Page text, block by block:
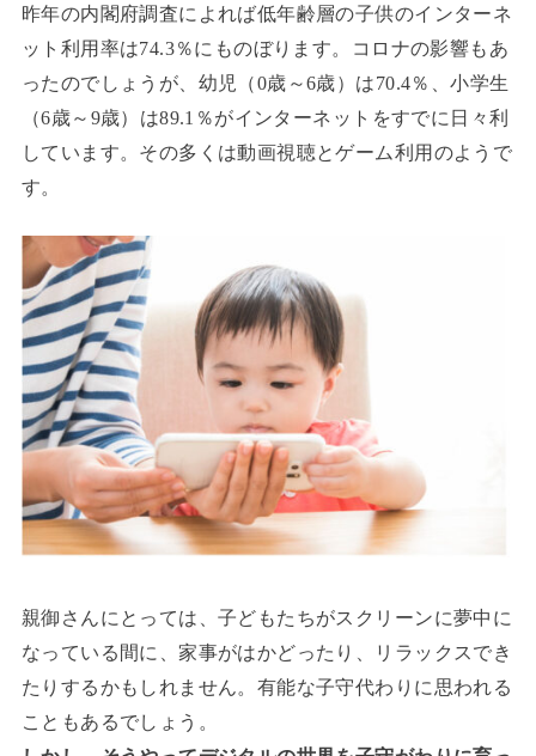
昨年の内閣府調査によれば低年齢層の子供のインターネ
ット利用率は74.3％にものぼります。コロナの影響もあ
ったのでしょうが、幼児（0歳～6歳）は70.4％、小学生
（6歳～9歳）は89.1％がインターネットをすでに日々利
しています。その多くは動画視聴とゲーム利用のようで
す。
親御さんにとっては、子どもたちがスクリーンに夢中に
なっている間に、家事がはかどったり、リラックスでき
たりするかもしれません。有能な子守代わりに思われる
こともあるでしょう。